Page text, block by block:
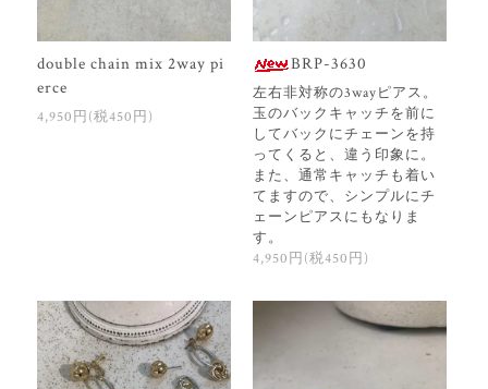
double chain mix 2way pi
erce
4,950円(税450円)
BRP-3630
左右非対称の3wayピアス。
玉のバックキャッチを前に
してバックにチェーンを持
ってくると、違う印象に。
また、通常キャッチも着い
てますので、シンプルにチ
ェーンピアスにもなりま
す。
4,950円(税450円)